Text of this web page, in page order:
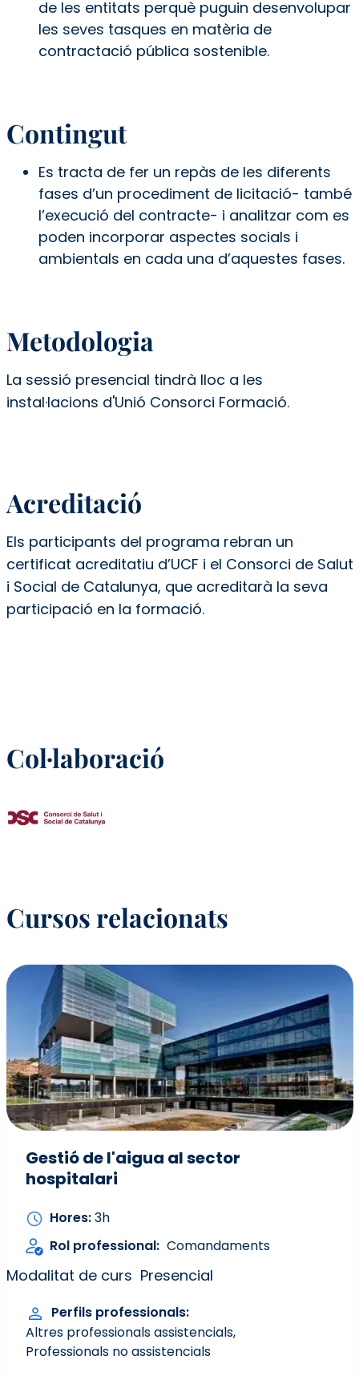
de les entitats perquè puguin desenvolupar
les seves tasques en matèria de
contractació pública sostenible.
Contingut
Es tracta de fer un repàs de les diferents
fases d’un procediment de licitació- també
l’execució del contracte- i analitzar com es
poden incorporar aspectes socials i
ambientals en cada una d’aquestes fases.
Metodologia
La sessió presencial tindrà lloc a les
instal·lacions d'Unió Consorci Formació.
Acreditació
Els participants del programa rebran un
certificat acreditatiu d’UCF i el Consorci de Salut
i Social de Catalunya, que acreditarà la seva
participació en la formació.
Col·laboració
Cursos relacionats
Gestió de l'aigua al sector
hospitalari
Hores 3h
Rol professional Comandaments
Modalitat de curs Presencial
Perfils professionals
Altres professionals assistencials
Professionals no assistencials